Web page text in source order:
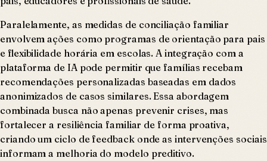
Paralelamente, as medidas de conciliação familiar
envolvem ações como programas de orientação para pais
e flexibilidade horária em escolas. A integração com a
plataforma de IA pode permitir que famílias recebam
recomendações personalizadas baseadas em dados
anonimizados de casos similares. Essa abordagem
combinada busca não apenas prevenir crises, mas
fortalecer a resiliência familiar de forma proativa,
criando um ciclo de feedback onde as intervenções sociais
informam a melhoria do modelo preditivo.